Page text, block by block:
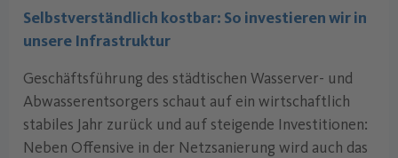
Selbstverständlich kostbar: So investieren wir in
unsere Infrastruktur
Geschäftsführung des städtischen Wasserver- und
Abwasserentsorgers schaut auf ein wirtschaftlich
stabiles Jahr zurück und auf steigende Investitionen:
Neben Offensive in der Netzsanierung wird auch das